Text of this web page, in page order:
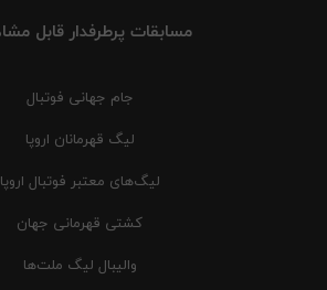
مسابقات پرطرفدار قابل
جام جهانی فوتبال
لیگ قهرمانان اروپا
لیگ‌های معتبر فوتبال اروپا
کشتی قهرمانی جهان
والیبال لیگ ملت‌ها